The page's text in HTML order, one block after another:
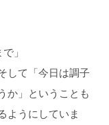
」
して「今日は調子
か」ということも
ようにしていま